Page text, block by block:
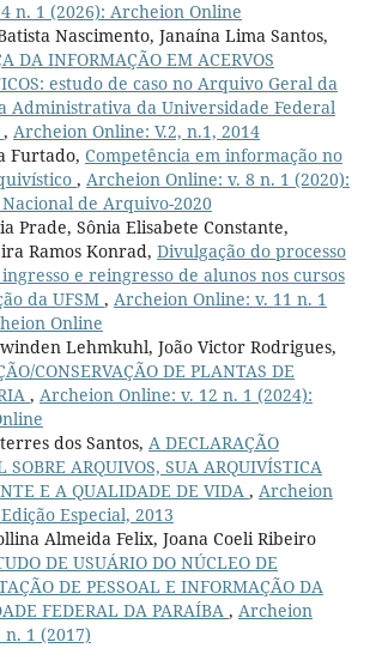
n. 1 (2026): Archeion Online
Nascimento, Janaína Lima Santos,
DA INFORMAÇÃO EM ACERVOS
estudo de caso no Arquivo Geral da
Administrativa da Universidade Federal
, Archeion Online: V.2, n.1, 2014
Furtado, Competência em informação no
, Archeion Online: v. 8 n. 1 (2020):
de Arquivo-2020
Prade, Sônia Elisabete Constante,
Ramos Konrad, Divulgação do processo
e reingresso de alunos nos cursos
da UFSM , Archeion Online: v. 11 n. 1
Online
Lehmkuhl, João Victor Rodrigues,
CONSERVAÇÃO DE PLANTAS DE
, Archeion Online: v. 12 n. 1 (2024):
dos Santos, A DECLARAÇÃO
SOBRE ARQUIVOS, SUA ARQUIVÍSTICA
E A QUALIDADE DE VIDA , Archeion
Especial, 2013
Almeida Felix, Joana Coeli Ribeiro
DE USUÁRIO DO NÚCLEO DE
DE PESSOAL E INFORMAÇÃO DA
FEDERAL DA PARAÍBA , Archeion
1 (2017)